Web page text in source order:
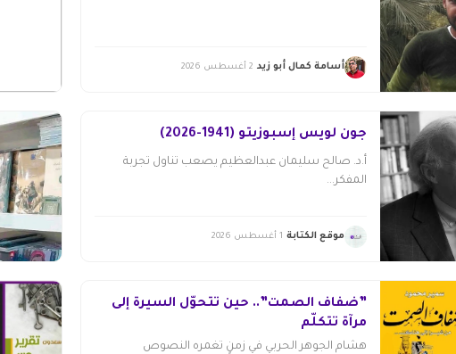
أسامة كمال أبو زيد 2 أغسطس 2026
جون لويس إسبوزيتو (1941-2026)
أ.د. صالح سليمان عبدالعظيم يصعب تناول تجربة
المفكر...
موقع الكتابة 1 أغسطس 2026
‎”ضفاف الصمت”.. حين تتحوّل السيرة إلى
مرآة تتكلّم
هشام الجوهر الحربي في زمنٍ تغمره النصوص